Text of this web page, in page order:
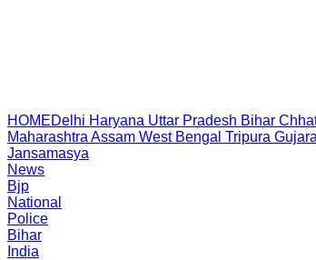
HOMEDelhi Haryana Uttar Pradesh Bihar
Maharashtra Assam West Bengal Tripura
Jansamasya
News
Bjp
National
Police
Bihar
India